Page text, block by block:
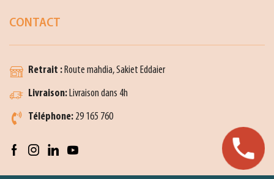
CONTACT
Retrait : Route mahdia, Sakiet Eddaier
Livraison: Livraison dans 4h
Téléphone: 29 165 760